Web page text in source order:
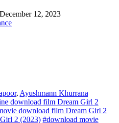
December 12, 2023
, Ayushmann Khurrana
download film Dream Girl 2
download film Dream Girl 2
2 (2023) #download movie